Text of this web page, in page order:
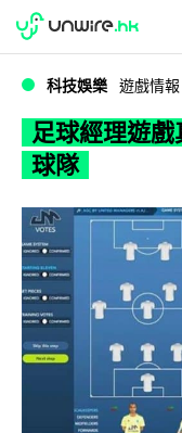
足球經
WWDC 2026
科技娛樂 遊戲情報
足球經理遊
球隊